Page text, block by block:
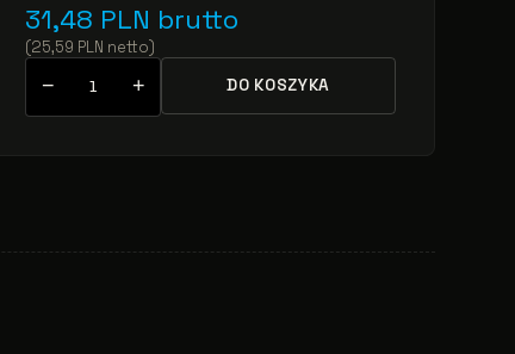
31,48 PLN brutto
(25,59 PLN netto)
− + DO KOSZYKA